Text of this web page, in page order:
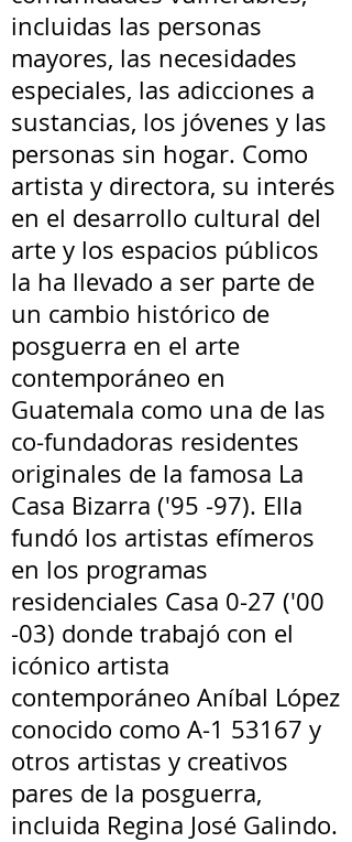
incluidas las personas
mayores, las necesidades
especiales, las adicciones a
sustancias, los jóvenes y las
personas sin hogar. Como
artista y directora, su interés
en el desarrollo cultural del
arte y los espacios públicos
la ha llevado a ser parte de
un cambio histórico de
posguerra en el arte
contemporáneo en
Guatemala como una de las
co-fundadoras residentes
originales de la famosa La
Casa Bizarra ('95 -97). Ella
fundó los artistas efímeros
en los programas
residenciales Casa 0-27 ('00
-03) donde trabajó con el
icónico artista
contemporáneo Aníbal López
conocido como A-1 53167 y
otros artistas y creativos
pares de la posguerra,
incluida Regina José Galindo.